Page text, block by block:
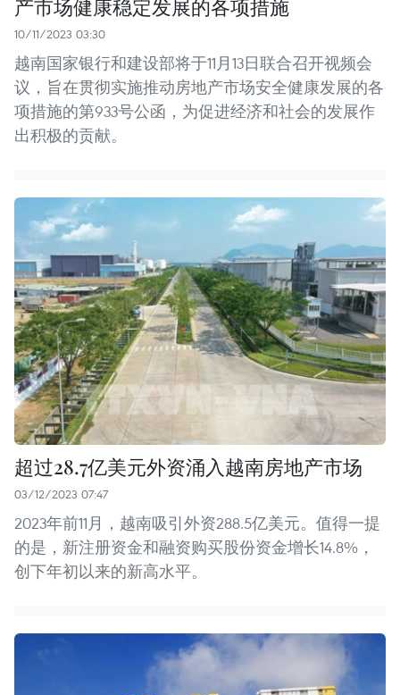
产市场健康稳定发展的各项措施
10/11/2023 03:30
越南国家银行和建设部将于11月13日联合召开视频会
议，旨在贯彻实施推动房地产市场安全健康发展的各
项措施的第933号公函，为促进经济和社会的发展作
出积极的贡献。
超过28.7亿美元外资涌入越南房地产市场
03/12/2023 07:47
2023年前11月，越南吸引外资288.5亿美元。值得一提
的是，新注册资金和融资购买股份资金增长14.8%，
创下年初以来的新高水平。